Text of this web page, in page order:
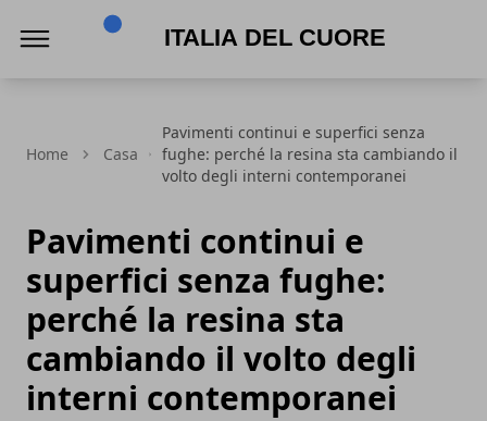
Home Casa
Pavimenti continui e superfici senza
fughe: perché la resina sta cambiando il
volto degli interni contemporanei
Pavimenti continui e
superfici senza fughe:
perché la resina sta
cambiando il volto degli
interni contemporanei